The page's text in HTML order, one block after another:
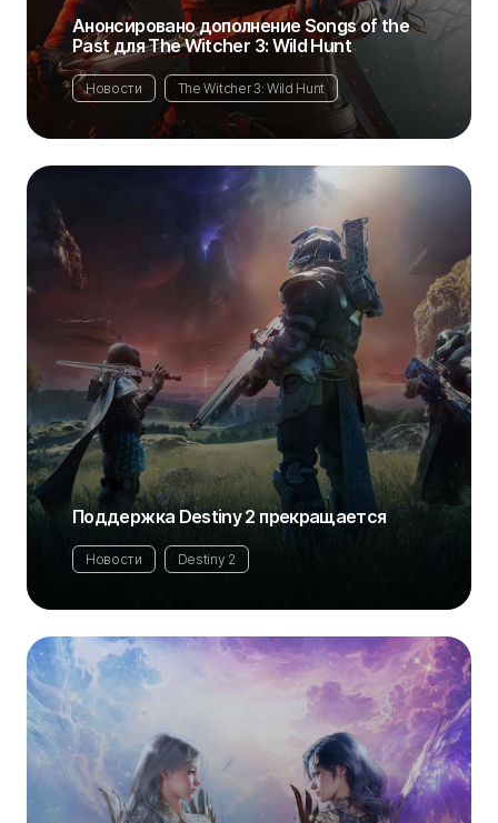
Анонсировано дополнение Songs of the
Past для The Witcher 3: Wild Hunt
Новости The Witcher 3: Wild Hunt
Поддержка Destiny 2 прекращается
Новости Destiny 2